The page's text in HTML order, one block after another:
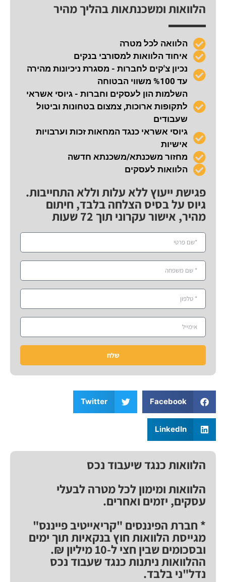
הלוואות ומשכנתאות בהליך מהיר
הלוואה לכל מטרה
איחוד הלוואות למסורבי בנקים
נכיון צ'קים לחברות - מסגרת ניכיונות מהירה
עד %100 משווי הבטוחה
השלמות הון לעסקים וחברות - גיוסי אשראי
לתקופות ארוכות, צמצום בטחונות וביטול
שעבודים
גיוסי אשראי כנגד המחאות זכות וערבויות
אישיות
מחזור משכנתא/משכנתא חדשה
הלוואות לעסקים
פגישת ייעוץ ללא עלות וללא התחייבות.
גיוס על בסיס הצלחה בלבד, חיתום
מהיר, אישור עקרוני תוך 72 שעות
שלח
Facebook
Twitter
LinkedIn
הלוואות כנגד שיעבוד נכס
הלוואות ומימון לכל מטרה לבעלי
עסקים, יזמים ואחרים.
* חברת הפיננסים "קריאייטיב פייננס"
מגייסת הלוואות חוץ בנקאיות תוך ימים
ובסכומים שבין חצי ל-10 מיליון ₪.
ההלוואות ניתנות כנגד שעבוד נכס
נדל"ני בלבד.